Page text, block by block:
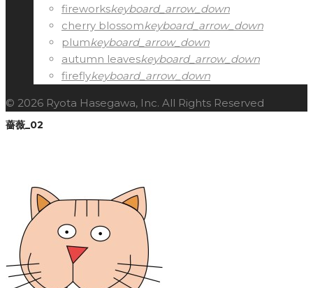
fireworkskeyboard_arrow_down
cherry blossomkeyboard_arrow_down
plumkeyboard_arrow_down
autumn leaveskeyboard_arrow_down
fireflykeyboard_arrow_down
© 2026 Ryota Hasegawa, Inc. All Rights Reserved
薔薇_02